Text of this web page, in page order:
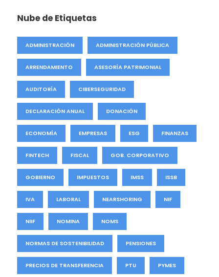
Nube de Etiquetas
ADMINISTRACIÓN ADMINISTRACIÓN PÚBLICA
ARRENDAMIENTO ASESORÍA PATRIMONIAL
AUDITORÍA CIBERSEGURIDAD
DECLARACIÓN ANUAL DONACIÓN
ECONOMÍA EMPRESAS ESG FINANZAS
FINTECH FISCAL GOB. CORPORATIVO
GOBIERNO IMPUESTOS IMSS ISSB
IVA LABORAL NEARSHORING NIF
NIIF NOMINA NOMS
NORMAS DE SOSTENIBILIDAD PENSIONES
PRECIOS DE TRANSFERENCIA PTU PYMES